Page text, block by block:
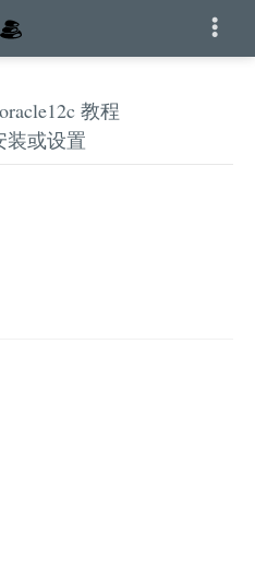
oracle12c 教程
装或设置